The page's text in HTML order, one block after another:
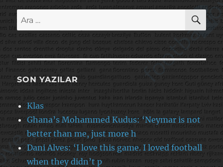
Ara:
SON YAZILAR
Klas
Ghana’s Mohammed Kudus: ‘Neymar is not
better than me, just more h
Dani Alves: ‘I love this game. I loved football
when they didn’t p